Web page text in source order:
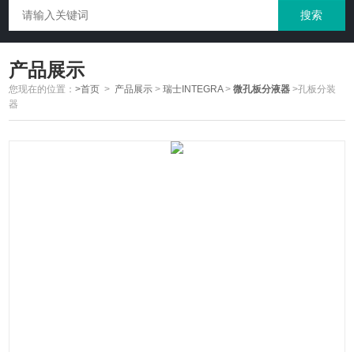
产品展示
您现在的位置：>首页 > 产品展示 >瑞士INTEGRA>微孔板分液器 >孔板分装
器